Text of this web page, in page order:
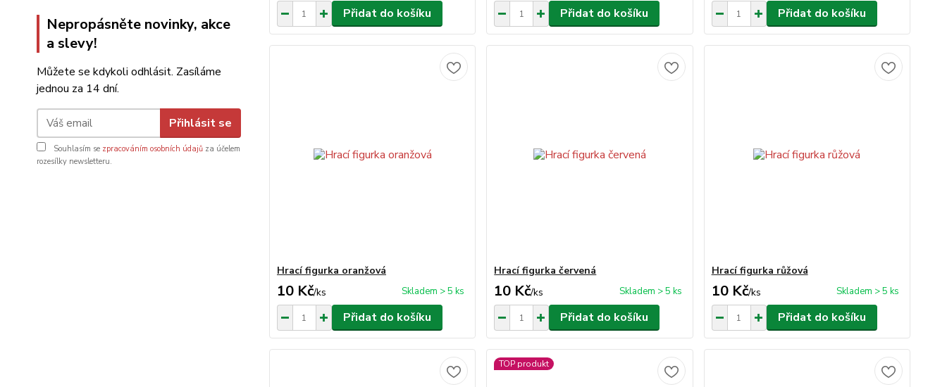
Nepropásněte novinky, akce
a slevy!
Můžete se kdykoli odhlásit. Zasíláme
jednou za 14 dní.
Přihlásit se
Souhlasím se zpracováním osobních údajů za účelem
rozesílky newsletteru.
Přidat do košíku Přidat do košíku Přidat do košíku
Hrací figurka oranžová
10 Kč/ks Skladem > 5 ks
Přidat do košíku
Hrací figurka červená
10 Kč/ks Skladem > 5 ks
Přidat do košíku
Hrací figurka růžová
10 Kč/ks Skladem > 5 ks
Přidat do košíku
TOP produkt